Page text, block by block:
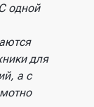
С одной
для
а с